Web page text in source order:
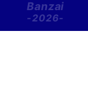
Banzai
-2026-